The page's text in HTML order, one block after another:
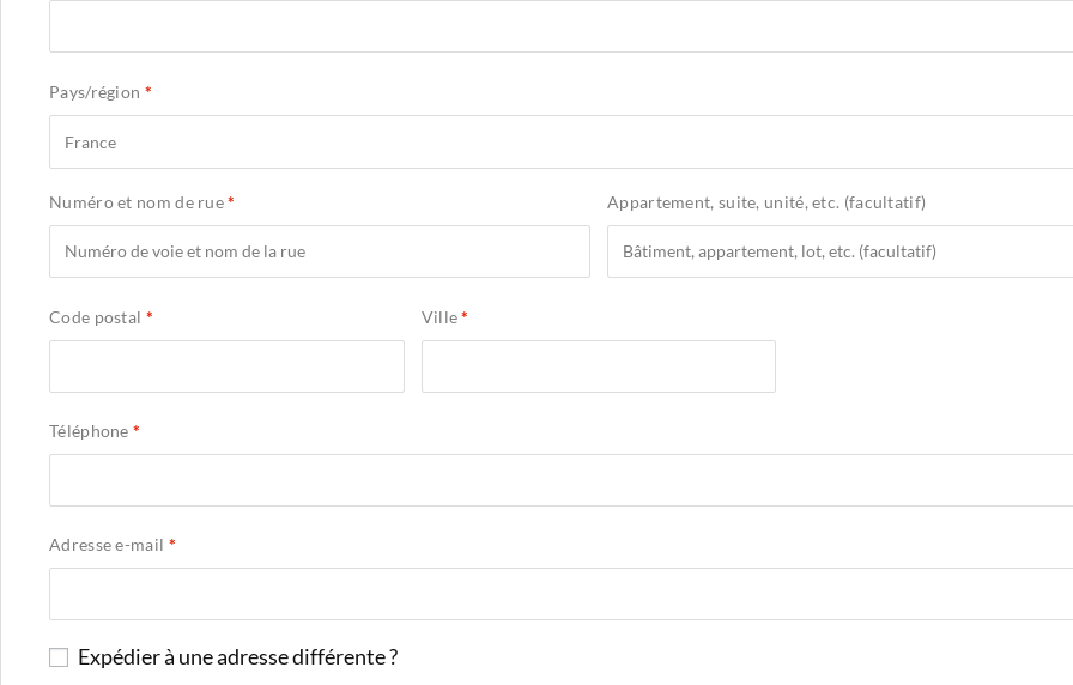
Pays/région *
France
Numéro et nom de rue* Appartement, suite, unité, etc. (facultatif)
Code postal * Ville *
Téléphone *
Adresse e-mail *
Expédier à une adresse différente ?